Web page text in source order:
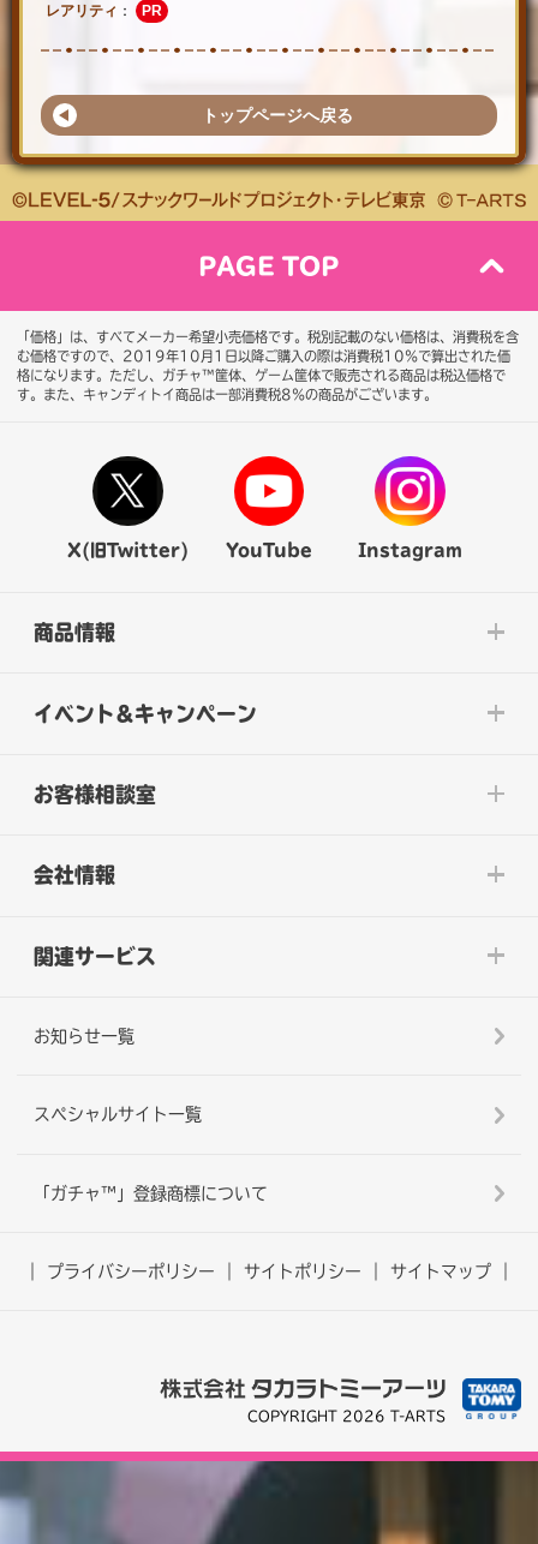
レアリティ ： PR
トップページへ戻る
PAGE TOP
「価格」は、すべてメーカー希望小売価格です。税別記載のない価格は、消費税を含
む価格ですので、2019年10月1日以降ご購入の際は消費税10％で算出された価
格になります。 ただし、ガチャ™筐体、ゲーム筐体で販売される商品は税込価格で
す。また、キャンディトイ商品は一部消費税8％の商品がございます。
X(旧Twitter) YouTube Instagram
商品情報
イベント&キャンペーン
お客様相談室
会社情報
関連サービス
お知らせ一覧
スペシャルサイト一覧
「ガチャ™」登録商標について
プライバシーポリシー サイトポリシー サイトマップ
COPYRIGHT 2026 T-ARTS